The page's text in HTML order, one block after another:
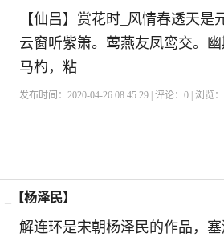
【仙吕】赏花时_风情春透天
云窗听紫箫。莺燕友凤鸾交。
马杓，粘
发布时间：2020-04-26 08:45:29 | 评论：0 | 浏览：
【杨泽民】
解连环是宋朝杨泽民的作品，